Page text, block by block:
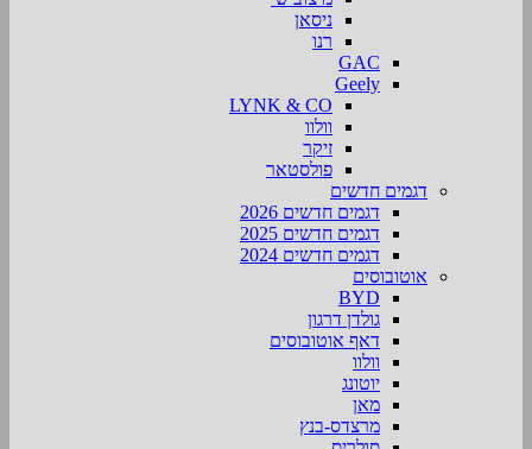
ניסאן
רנו
GAC
Geely
LYNK & CO
וולוו
זיקר
פולסטאר
דגמים חדשים
דגמים חדשים 2026
דגמים חדשים 2025
דגמים חדשים 2024
אוטובוסים
BYD
גולדן דרגון
דאף אוטובוסים
וולוו
יוטונג
מאן
מרצדס-בנץ